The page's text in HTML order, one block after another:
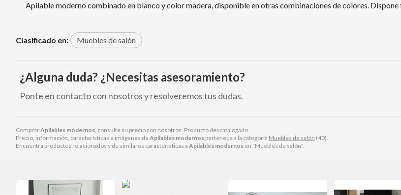
ComprarApilables modernos, consulte su precio con nosotros. Producto descatalogado.
Precio, información, características e imágenes deApilables modernos pertenece a la categoría Muebles de salón (40).
Encuentra productos relacionados y de similares características a Apilables modernos en "Muebles de salón".
Apilable moderno combinado en blanco y color madera, disponible en otras combinaciones de colores.
Clasificado en: Muebles de salón
¿Alguna duda? ¿Necesitas asesoramiento?
Ponte en contacto con nosotros y resolveremos tus dudas.